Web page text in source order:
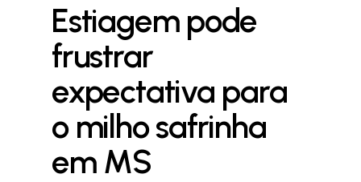
Estiagem pode
frustrar
expectativa para
o milho safrinha
em MS